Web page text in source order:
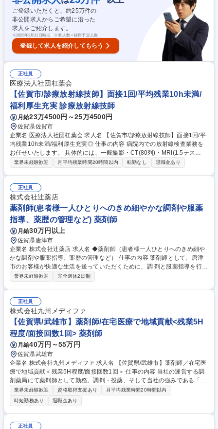
康に寄り添う事を重視しております。 募集職種 【佐賀県/嬉野市】薬剤師
／在宅医療で地域貢献＜残業5H程度/面接回数1回＞
ご登録いただくと、約25万件の
非公開求人からご希望に沿った
求人をご紹介します。
※2026年3月31日時点 ※求人数＝採用予定人数
登録して求人を紹介してもらう
正社員
医療法人社団杠葉会
【佐賀市/診療放射線技師】面接1回/平均残業10h未満/
福利厚生充実 診療放射線技師
月給23万4500円～25万4500円
佐賀県佐賀市
企業名 医療法人社団杠葉会 求人名 【佐賀市/診療放射線技師】面接1回/平
均残業10h未満/福利厚生充実◎ 仕事の内容 病院内での放射線検査業務を
お任せいたします。 具体的には、一般撮影・CT(80列)・MRI(1.5テス
ラ)・DR・外科用イメージ・骨塩量測定等です。 【魅力】専門的な治療：
の信頼関係を築いています。 ・オンコール当番あり ・宿直あり(月1～2回
程度) ※変更範囲：なし 募集職種 【佐賀市/診療放射線技師】面接1回/平均
残業10h未満/福利厚生充実◎
業界未経験歓迎 月平均残業時間20時間以内 転勤なし 退職金あり
正社員
株式会社辻薬店
薬剤師(患者様一人ひとりへのきめ細やかな調剤や服薬
指導、薬歴の管理など) 薬剤師
月給30万円以上
佐賀県唐津市
企業名 株式会社辻薬店 求人名 ◆薬剤師（患者様一人ひとりへのきめ細や
かな調剤や服薬指導、薬歴の管理など） 仕事の内容 薬剤師として、唐津
市のお客様が快適な生活を送っていただくために、調 剤と服薬指導を行い
ます。お客様との信頼関係や、より地域に根付くこと を重視しているた
とする仕事になります。ただ、お客様 の快適な生活を送る為の仕事という
意識を持ち、より地域に根付くことを 考えているため、業務的でないコミ
ュニケーションを重要視した接客を心 掛けています。また、お客様のお宅
や老人ホームに直接お伺いしてお薬を 手渡すこともしております。 募集
職種 ◆薬剤師（患者様一人ひとりへのきめ細やかな調剤や服薬指導、薬歴
の管理など）
業界未経験歓迎 完全週休2日制
正社員
株式会社九州メディファ
【佐賀県/武雄市】薬剤師/在宅医療で地域貢献<残業5H
程度/面接回数1回> 薬剤師
月給40万円～55万円
佐賀県武雄市
企業名 株式会社九州メディファ 求人名 【佐賀県/武雄市】薬剤師／在宅医
療で地域貢献＜残業5H程度/面接回数1回＞ 仕事の内容 当社の運営する調
剤薬局にて薬剤師として勤務。調剤・投薬、そして当社の強みである「在
宅医療」をお任せします。一人ひとりの患者様、そのご家族とじっくり向
き合い、本質的なやりがいを実感できます。 【具体的業務内容】 ■処方せ
んによる調剤、服薬指導や一般用医薬品販売。 ■店舗の薬剤管理として、
在庫管理や発注、期限管理。 【地域に密着した調剤薬局】 ■地域の患者様
とコミュニケーションを密にして、かかりつけ薬剤師として、患者様の健
業界未経験歓迎 資格取得支援あり
月平均残業時間20時間以内
時短勤務あり
退職金あり
正社員